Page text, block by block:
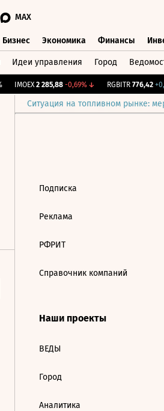
MAX
Бизнес Экономика Финансы
Идеи управления Город
IMOEX 2 285,88 -0,69%↓ RGBITR 776,42
Ситуация на топливном рынке:
Подписка
Реклама
РФРИТ
Справочник компаний
Наши проекты
ВЕДЫ
Город
Аналитика